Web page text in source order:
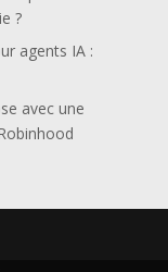
?
agents IA :
avec une